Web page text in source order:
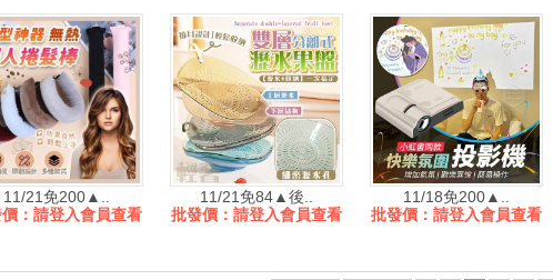
11/21免200▲..
：請登入會員查看
11/21免84▲後..
批發價：請登入會員查看
11/18免200▲..
批發價：請登入會員查看